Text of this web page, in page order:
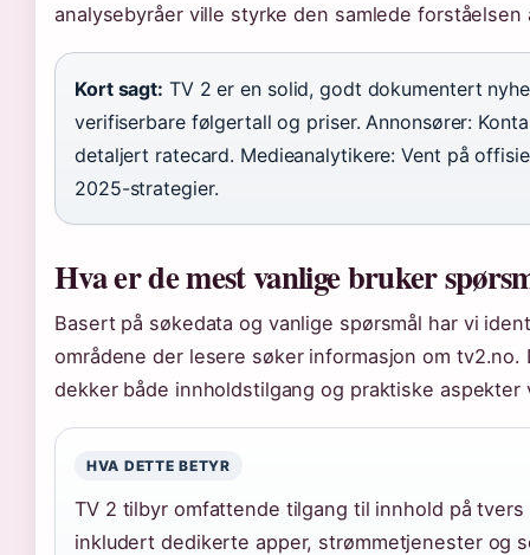
analysebyråer ville styrke den samlede
Kort sagt: TV 2 er en solid, godt dokumentert
verifiserbare følgertall og priser. Annonsører:
detaljert ratecard. Medieanalytikere: Vent på
2025-strategier.
Hva er de mest vanlige bruker
Basert på søkedata og vanlige spørsmål har vi
områdene der lesere søker informasjon om tv2.no.
dekker både innholdstilgang og praktiske aspekter
HVA DETTE BETYR
TV 2 tilbyr omfattende tilgang til innhold på tvers
inkludert dedikerte apper, strømmetjenester og